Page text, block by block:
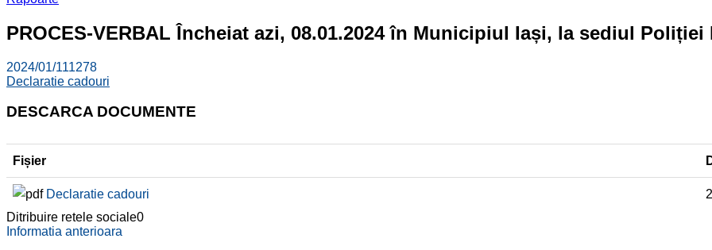
PROCES-VERBAL Încheiat azi, 08.01.2024 în Municipiul Iași, la sediul
2024/01/111278
Declaratie cadouri
DESCARCA DOCUMENTE
Fișier
Declaratie cadouri
Ditribuire retele sociale0
Informatia anterioara